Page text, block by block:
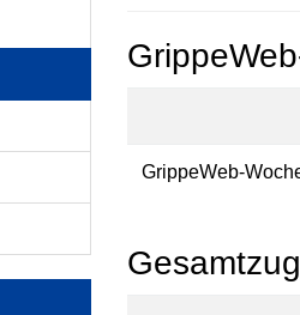
GrippeWeb-